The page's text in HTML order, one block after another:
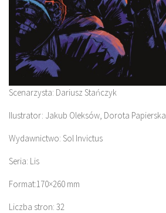
Scenarzysta: Dariusz Stańczyk
Ilustrator: Jakub Oleksów, Dorota Papierska
Wydawnictwo: Sol Invictus
Seria: Lis
Format:170×260 mm
Liczba stron: 32